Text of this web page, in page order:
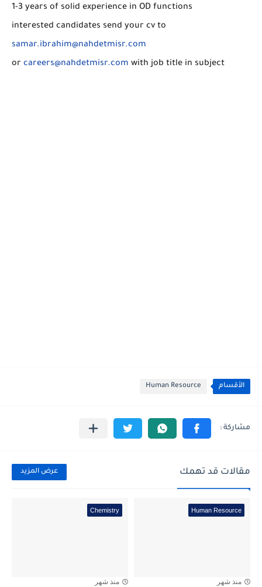
1-3 years of solid experience in OD functions
interested candidates send your cv to
samar.ibrahim@nahdetmisr.com
or careers@nahdetmisr.com with job title in subject
الأقسام Human Resource
مقالات قد تهمك عرض المزيد
Human Resource
منذ شهر
Chemistry
منذ شهر